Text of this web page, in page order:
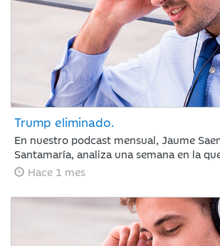
Trump eliminado.
En nuestro podcast mensual, Jaume
Santamaría, analiza una semana en la
sentimiento de mercado por la
Fed mantendrán los tipos estables en
por la banca y Meta sacudió las
sobre la IA, mientras el mercado mira
Hace 1 mes